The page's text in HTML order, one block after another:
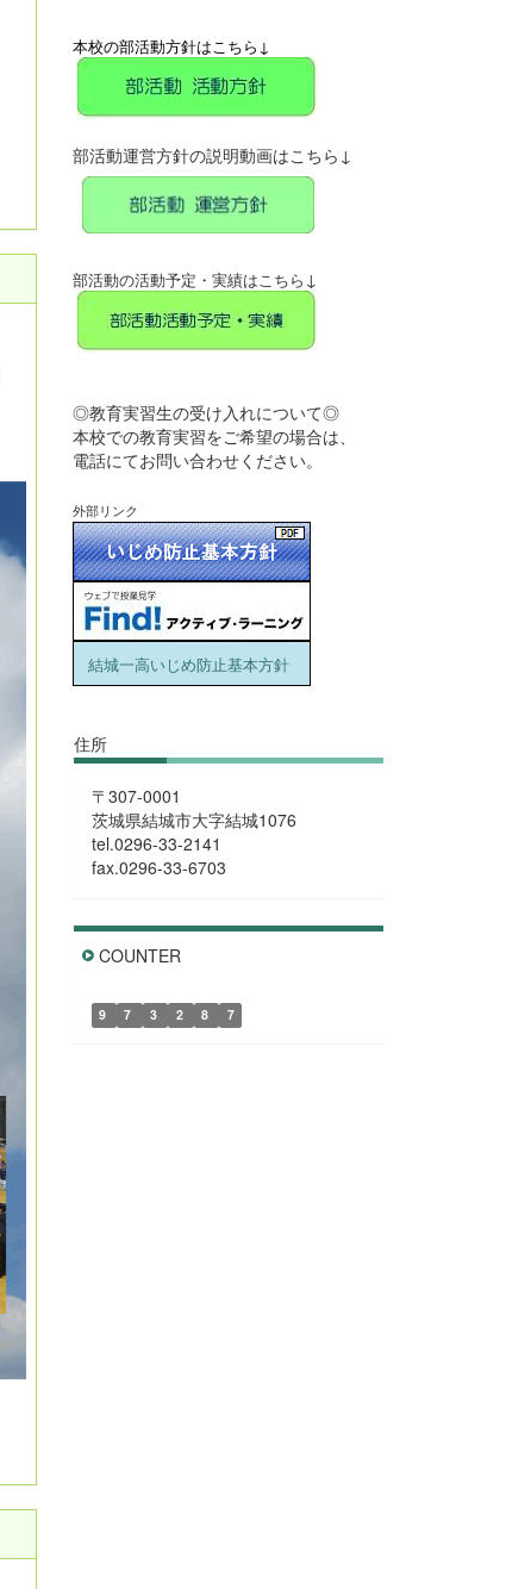
本校の部活動方針はこちら↓
部活動運営方針の説明動画はこちら↓
部活動の活動予定・実績はこちら ↓
◎教育実習生の受け入れについて◎
本校での教育実習をご希望の場合は、
電話にてお問い合わせください。
外部リンク
結城一高いじめ防止基本方針
住所
〒307-0001
茨城県結城市大字結城1076
tel.0296-33-2141
fax.0296-33-6703
COUNTER
9 7 3 2 8 7